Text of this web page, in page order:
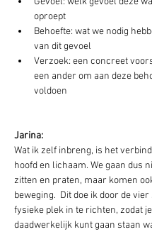
oproept
Behoefte: wat we nodig
van dit gevoel
Verzoek: een concreet
een ander om aan deze
voldoen
Jarina:
Wat ik zelf inbreng, is het
hoofd en lichaam. We gaan dus
zitten en praten, maar komen
beweging.  Dit doe ik door de
fysieke plek in te richten, zodat je
daadwerkelijk kunt gaan staan